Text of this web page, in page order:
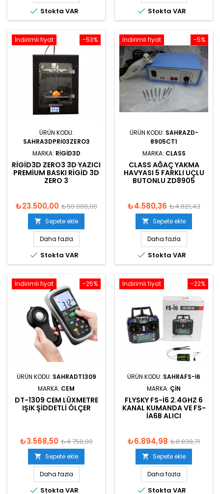
 Stokta VAR  Stokta VAR
-53%
İndirimli fiyat
ÜRÜN KODU:
SAHRA3DPRI03ZERO3
MARKA: RIGID3D
RIGID3D ZERO3 3D YAZICI
PREMIUM BASKI RIGID 3D
ZERO 3
₺23.500,00 ₺50.000,00
 Sepete ekle
Daha fazla
 Stokta VAR
-5%
İndirimli fiyat
ÜRÜN KODU: SAHRAZD-
8905CT1
MARKA: CLASS
CLASS AĞAÇ YAKMA
HAVYASI 5 FARKLI UÇLU
BUTONLU ZD8905
₺4.580,36 ₺4.821,43
 Sepete ekle
Daha fazla
 Stokta VAR
-25%
İndirimli fiyat
ÜRÜN KODU: SAHRADT1309
MARKA: CEM
DT-1309 CEM LÜXMETRE
IŞIK ŞIDDETLI ÖLÇER
₺3.568,50 ₺4.758,00
 Sepete ekle
Daha fazla
 Stokta VAR
-22%
İndirimli fiyat
ÜRÜN KODU: SAHRAFS-I6
MARKA: ÇIN
FLYSKY FS-I6 2.4GHZ 6
KANAL KUMANDA VE FS-
IA6B ALICI
₺6.894,98 ₺8.839,71
 Sepete ekle
Daha fazla
 Stokta VAR